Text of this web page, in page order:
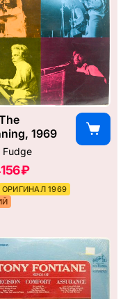
1969
Fudge
₽
ОРИГИНАЛ 1969